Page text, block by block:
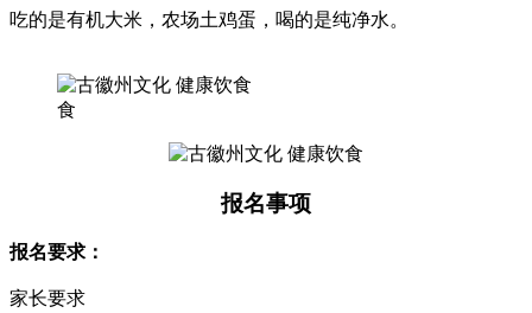
吃的是有机大米，农场土鸡蛋，喝的是纯净水。
食
报名事项
报名要求：
家长要求